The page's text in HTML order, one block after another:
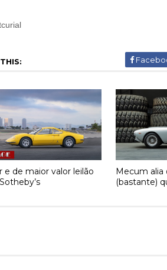
e de maior valor leilão
Mecum alia
(bastante)